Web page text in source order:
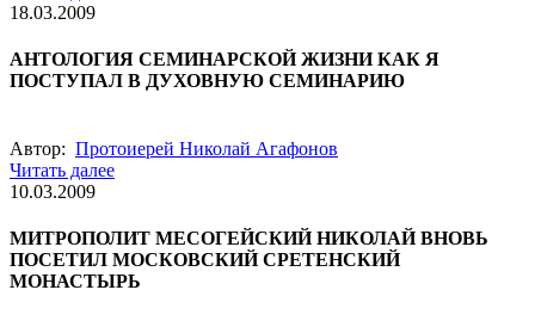
18.03.2009
АНТОЛОГИЯ СЕМИНАРСКОЙ ЖИЗНИ КАК Я
ПОСТУПАЛ В ДУХОВНУЮ СЕМИНАРИЮ
Автор: Протоиерей Николай Агафонов
Читать далее
10.03.2009
МИТРОПОЛИТ МЕСОГЕЙСКИЙ НИКОЛАЙ ВНОВЬ
ПОСЕТИЛ МОСКОВСКИЙ СРЕТЕНСКИЙ
МОНАСТЫРЬ